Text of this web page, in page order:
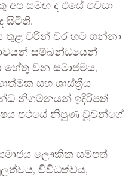
සමඟ ද එසේ පවසා
සිටිති.
තුළ වරින් වර හට ගන්නා
සම්බන්ධයෙන්
වන සමාජමය,
සහ ශාස්ත්‍රීය
නිගමනයන් ඉදිරිපත්
පථයේ නිපුණ වූවන්ගේ
ලෞකික සම්පත්
විවිධත්වය,